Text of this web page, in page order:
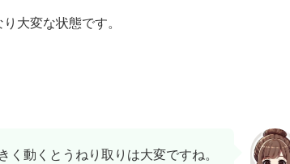
大変な状態です。
く動くとうねり取りは大変ですね。